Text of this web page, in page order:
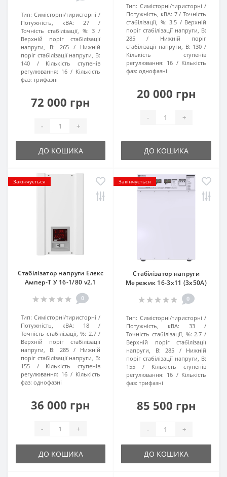
Тип: Симісторні/тиристорні
Потужність, кВА:
27
Точність стабілізації, %: 3
Верхній поріг стабілізації
напруги, В:
265
Нижній
поріг стабілізації напруги, В:
140
Кількість ступенів
регулювання: 16
Кількість
фаз: трифазні
72 000 грн
- +
ДО КОШИКА
Тип: Симісторні/тиристорні
Потужність, кВА: 7
Точність
стабілізації, %: 3.5
Верхній
поріг стабілізації напруги, В:
285
Нижній поріг
стабілізації напруги, В: 130
Кількість ступенів
регулювання: 16
Кількість
фаз: однофазні
20 000 грн
- +
ДО КОШИКА
Закінчується
Стабілізатор напруги Елєкс
Ампер-Т У 16-1/80 v2.1
0
Тип: Симісторні/тиристорні
Потужність, кВА:
18
Точність стабілізації, %: 2.7
Верхній поріг стабілізації
напруги, В:
285
Нижній
поріг стабілізації напруги, В:
155
Кількість ступенів
регулювання: 16
Кількість
фаз: однофазні
36 000 грн
- +
ДО КОШИКА
Закінчується
Стабілізатор напруги
Мережик 16-3х11 (3х50А)
0
Тип: Симісторні/тиристорні
Потужність, кВА:
33
Точність стабілізації, %: 2.7
Верхній поріг стабілізації
напруги, В:
285
Нижній
поріг стабілізації напруги, В:
155
Кількість ступенів
регулювання: 16
Кількість
фаз: трифазні
85 500 грн
- +
ДО КОШИКА